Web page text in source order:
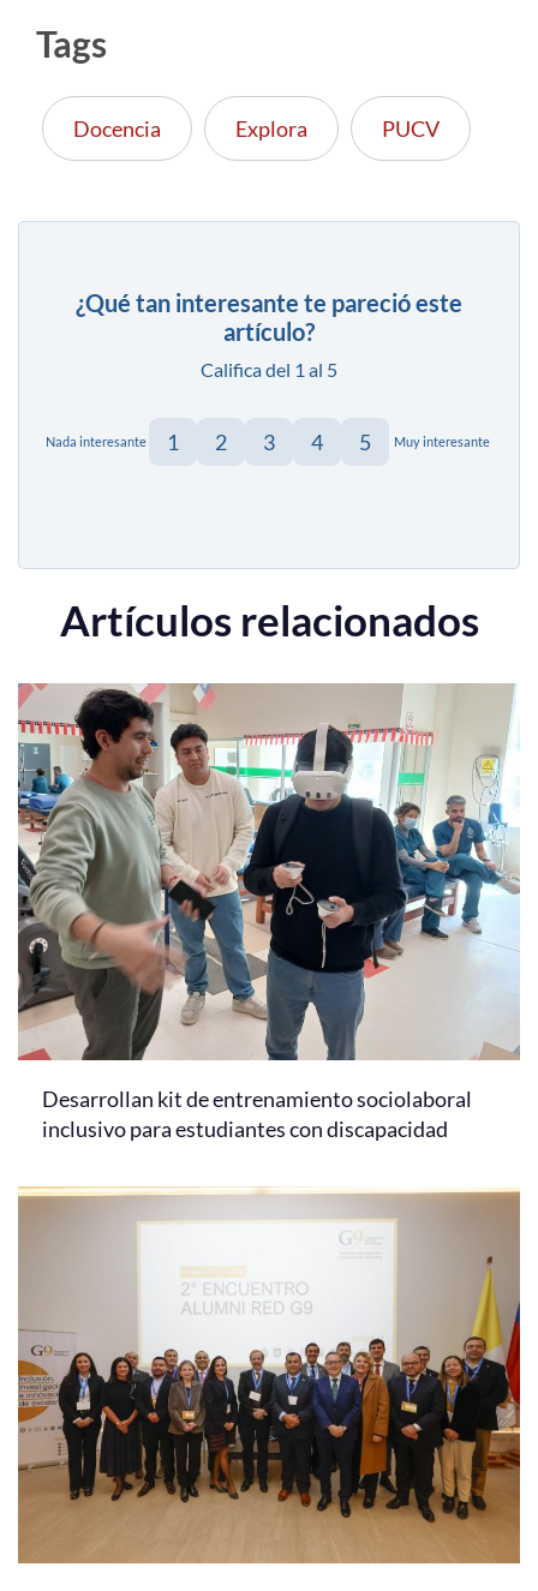
Tags
Docencia Explora PUCV
¿Qué tan interesante te pareció este
artículo?
Califica del 1 al 5
Nada interesante 1 2 3 4 5 Muy interesante
Artículos relacionados
Desarrollan kit de entrenamiento sociolaboral
inclusivo para estudiantes con discapacidad